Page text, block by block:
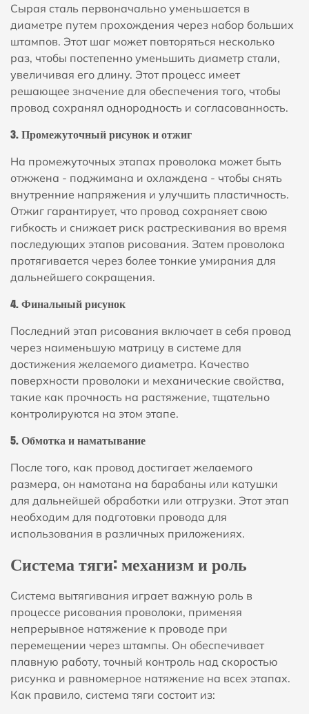
Сырая сталь первоначально уменьшается в
диаметре путем прохождения через набор больших
штампов. Этот шаг может повторяться несколько
раз, чтобы постепенно уменьшить диаметр стали,
увеличивая его длину. Этот процесс имеет
решающее значение для обеспечения того, чтобы
провод сохранял однородность и согласованность.
3. Промежуточный рисунок и отжиг
На промежуточных этапах проволока может быть
отжжена - поджимана и охлаждена - чтобы снять
внутренние напряжения и улучшить пластичность.
Отжиг гарантирует, что провод сохраняет свою
гибкость и снижает риск растрескивания во время
последующих этапов рисования. Затем проволока
протягивается через более тонкие умирания для
дальнейшего сокращения.
4. Финальный рисунок
Последний этап рисования включает в себя провод
через наименьшую матрицу в системе для
достижения желаемого диаметра. Качество
поверхности проволоки и механические свойства,
такие как прочность на растяжение, тщательно
контролируются на этом этапе.
5. Обмотка и наматывание
После того, как провод достигает желаемого
размера, он намотана на барабаны или катушки
для дальнейшей обработки или отгрузки. Этот этап
необходим для подготовки провода для
использования в различных приложениях.
Система тяги: механизм и роль
Система вытягивания играет важную роль в
процессе рисования проволоки, применяя
непрерывное натяжение к проводе при
перемещении через штампы. Он обеспечивает
плавную работу, точный контроль над скоростью
рисунка и равномерное натяжение на всех этапах.
Как правило, система тяги состоит из: